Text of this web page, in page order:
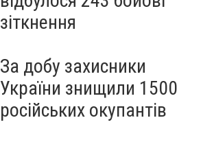
зіткнення
За добу захисники
України знищили 1500
російських окупантів